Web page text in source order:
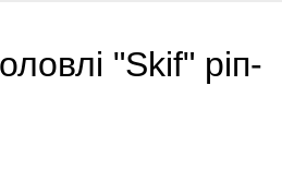
"Skif" ріп-